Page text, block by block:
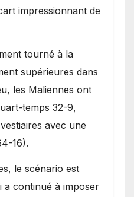
impressionnant de
tourné à la
supérieures dans
les Maliennes ont
temps 32-9,
avec une
16).
le scénario est
a continué à imposer